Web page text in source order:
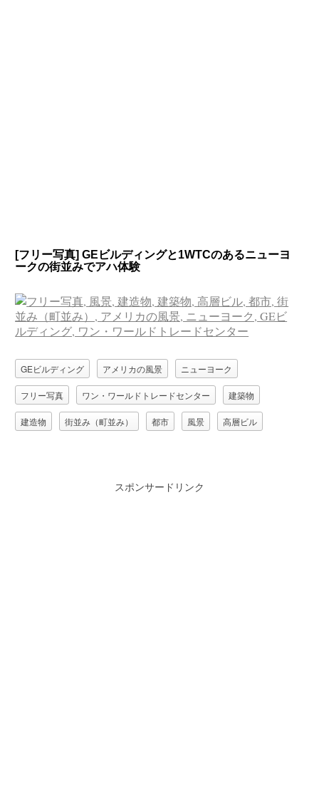
[フリー写真] GEビルディングと1WTCのあるニューヨ
ークの街並みでアハ体験
GEビルディング アメリカの風景 ニューヨーク
フリー写真 ワン・ワールドトレードセンター 建築物
建造物 街並み（町並み） 都市 風景 高層ビル
スポンサードリンク